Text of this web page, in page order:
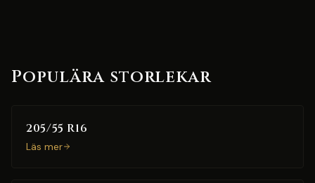
Populära storlekar
205/55 R16
Läs mer